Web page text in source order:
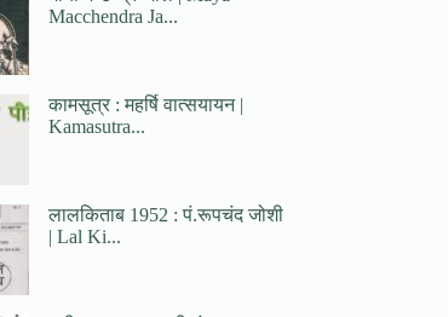
Macchendra Ja...
कामसूत्र : महर्षि वात्सयायन |
Kamasutra...
लालकिताब 1952 : पं.रूपचंद जोशी
| Lal Ki...